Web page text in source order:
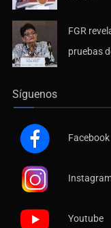
FGR
pruebas
Síguenos
Facebook
Youtube